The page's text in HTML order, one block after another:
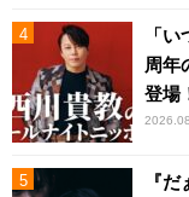
「
周年
登場
『